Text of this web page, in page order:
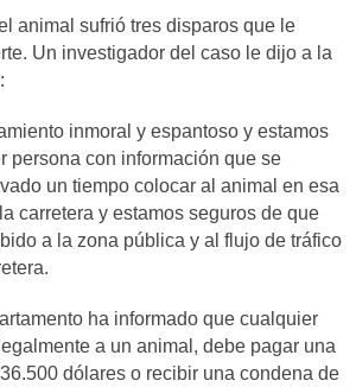
animal sufrió tres disparos que le
Un investigador del caso le dijo a la
inmoral y espantoso y estamos
persona con información que se
un tiempo colocar al animal en esa
carretera y estamos seguros de que
a la zona pública y al flujo de tráfico
ha informado que cualquier
a un animal, debe pagar una
dólares o recibir una condena de